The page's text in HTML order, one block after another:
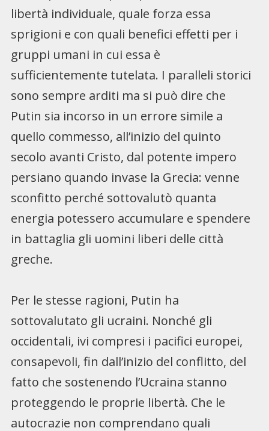
libertà individuale, quale forza essa
sprigioni e con quali benefici effetti per i
gruppi umani in cui essa è
sufficientemente tutelata. I paralleli storici
sono sempre arditi ma si può dire che
Putin sia incorso in un errore simile a
quello commesso, all’inizio del quinto
secolo avanti Cristo, dal potente impero
persiano quando invase la Grecia: venne
sconfitto perché sottovalutò quanta
energia potessero accumulare e spendere
in battaglia gli uomini liberi delle città
greche.
Per le stesse ragioni, Putin ha
sottovalutato gli ucraini. Nonché gli
occidentali, ivi compresi i pacifici europei,
consapevoli, fin dall’inizio del conflitto, del
fatto che sostenendo l’Ucraina stanno
proteggendo le proprie libertà. Che le
autocrazie non comprendano quali